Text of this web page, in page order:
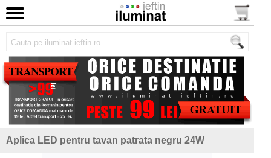
Aplica LED pentru tavan patrata negru 24W